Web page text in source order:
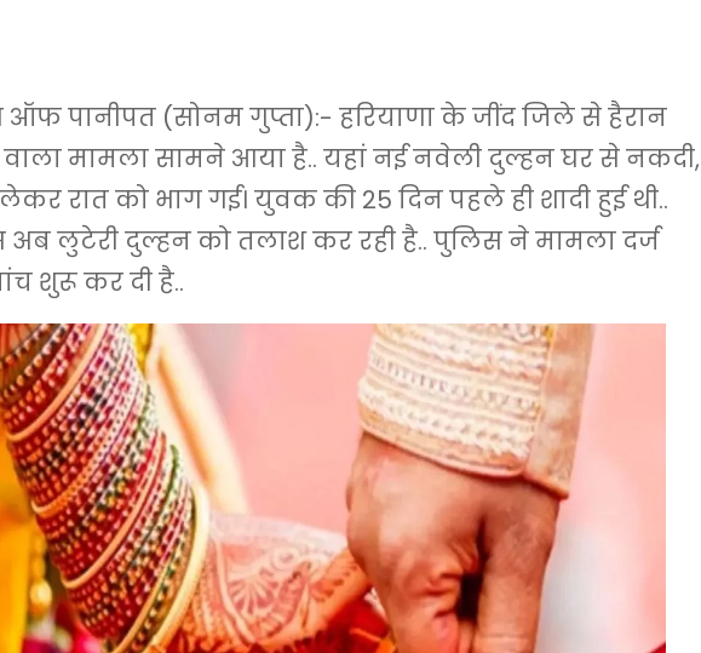
ऑफ पानीपत (सोनम गुप्ता):- हरियाणा के जींद जिले से हैरान
मामला सामने आया है.. यहां नई नवेली दुल्हन घर से नकदी,
रात को भाग गई। युवक की 25 दिन पहले ही शादी हुई थी..
अब लुटेरी दुल्हन को तलाश कर रही है.. पुलिस ने मामला दर्ज
शुरू कर दी है..